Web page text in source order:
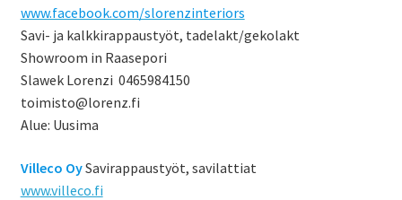
www.facebook.com/slorenzinteriors
Savi- ja kalkkirappaustyöt, tadelakt/gekolakt
Showroom in Raasepori
Slawek Lorenzi 0465984150
toimisto@lorenz.fi
Alue: Uusima
Villeco OySavirappaustyöt, savilattiat
www.villeco.fi